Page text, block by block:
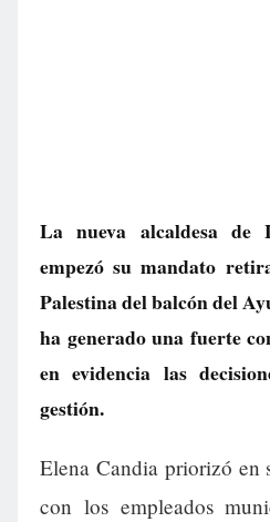
La nueva alcaldesa de
empezó su mandato
Palestina del balcón del
ha generado una fuerte
en evidencia las
gestión.
Elena Candia priorizó en
con los empleados